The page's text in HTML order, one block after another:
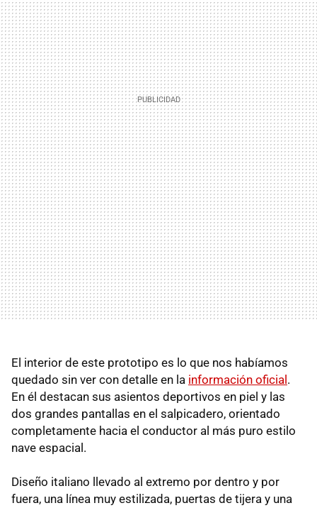
El interior de este prototipo es lo que nos habíamos
quedado sin ver con detalle en la información oficial .
En él destacan sus asientos deportivos en piel y las
dos grandes pantallas en el salpicadero, orientado
completamente hacia el conductor al más puro estilo
nave espacial.
Diseño italiano llevado al extremo por dentro y por
fuera, una línea muy estilizada, puertas de tijera y una